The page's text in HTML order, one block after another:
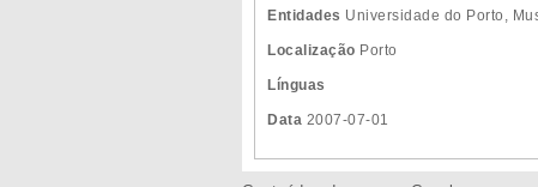
Entidades Universidade do Porto,
Localização Porto
Línguas
Data 2007-07-01